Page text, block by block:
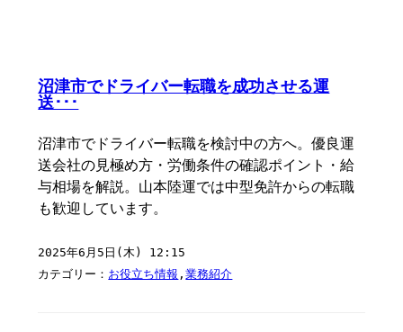
沼津市でドライバー転職を成功させる運
送･･･
沼津市でドライバー転職を検討中の方へ。優良運
送会社の見極め方・労働条件の確認ポイント・給
与相場を解説。山本陸運では中型免許からの転職
も歓迎しています。
2025年6月5日(木) 12:15
カテゴリー： お役立ち情報 ,業務紹介